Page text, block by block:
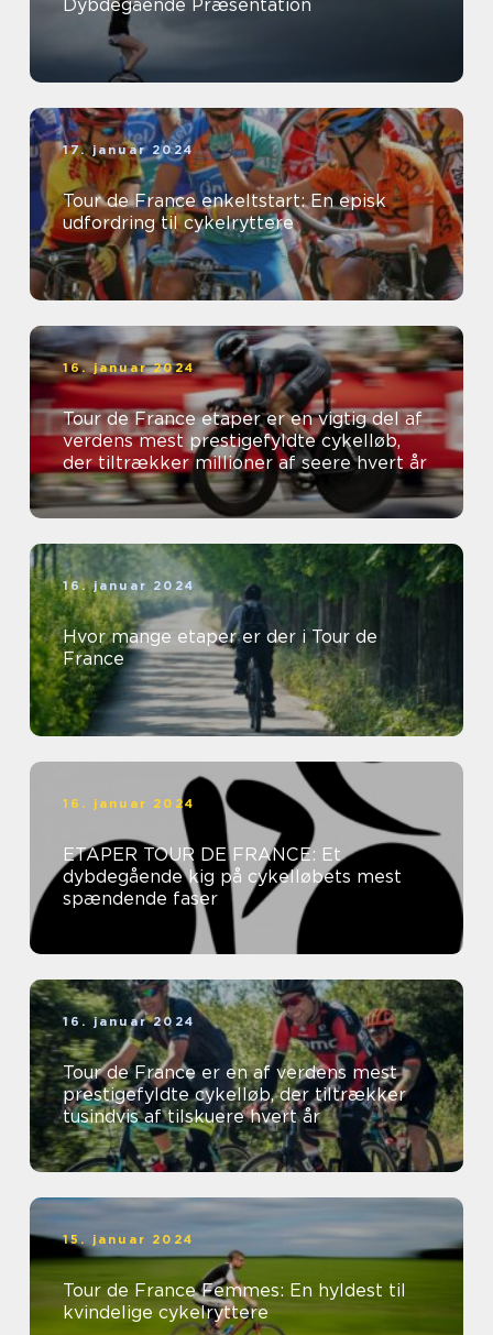
Dybdegående Præsentation
17. januar 2024
Tour de France enkeltstart: En episk
udfordring til cykelryttere
16. januar 2024
Tour de France etaper er en vigtig del af
verdens mest prestigefyldte cykelløb,
der tiltrækker millioner af seere hvert år
16. januar 2024
Hvor mange etaper er der i Tour de
France
16. januar 2024
ETAPER TOUR DE FRANCE: Et
dybdegående kig på cykelløbets mest
spændende faser
16. januar 2024
Tour de France er en af verdens mest
prestigefyldte cykelløb, der tiltrækker
tusindvis af tilskuere hvert år
15. januar 2024
Tour de France Femmes: En hyldest til
kvindelige cykelryttere